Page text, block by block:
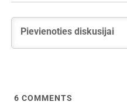
6 COMMENTS